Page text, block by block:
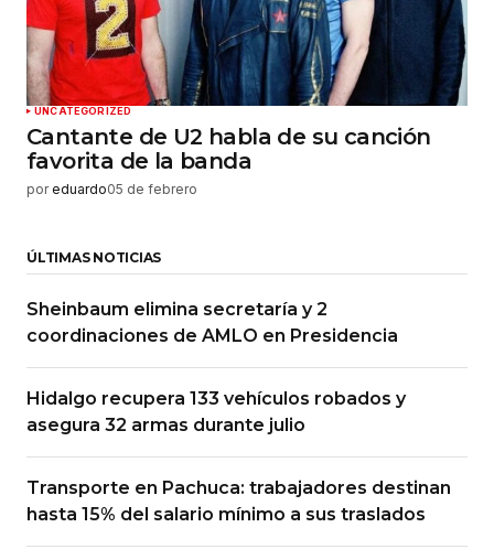
UNCATEGORIZED
Cantante de U2 habla de su canción
favorita de la banda
por eduardo05 de febrero
ÚLTIMAS NOTICIAS
Sheinbaum elimina secretaría y 2
coordinaciones de AMLO en Presidencia
Hidalgo recupera 133 vehículos robados y
asegura 32 armas durante julio
Transporte en Pachuca: trabajadores destinan
hasta 15% del salario mínimo a sus traslados